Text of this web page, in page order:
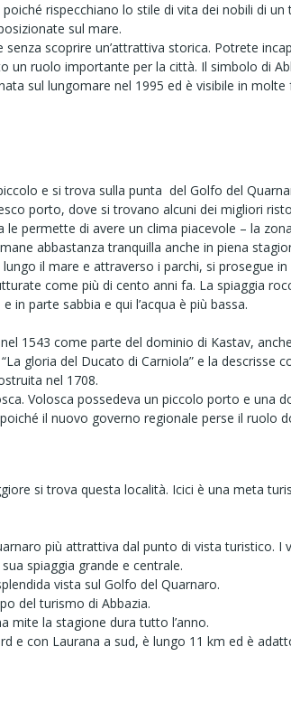
rispecchiano lo stile di vita dei nobili di
sul mare.
scoprire un’attrattiva storica. Potrete
un ruolo importante per la città. Il simbolo di
sul lungomare nel 1995 ed è visibile in
e si trova sulla punta del Golfo del
porto, dove si trovano alcuni dei migliori
permette di avere un clima piacevole – la
abbastanza tranquilla anche in piena
il mare e attraverso i parchi, si prosegue in
come più di cento anni fa. La spiaggia
in parte sabbia e qui l’acqua è più bassa.
1543 come parte del dominio di Kastav,
gloria del Ducato di Carniola” e la descrisse
nel 1708.
Volosca possedeva un piccolo porto e una
il nuovo governo regionale perse il ruolo
si trova questa località. Icici è una meta
più attrattiva dal punto di vista turistico.
spiaggia grande e centrale.
vista sul Golfo del Quarnaro.
del turismo di Abbazia.
mite la stagione dura tutto l’anno.
e con Laurana a sud, è lungo 11 km ed è